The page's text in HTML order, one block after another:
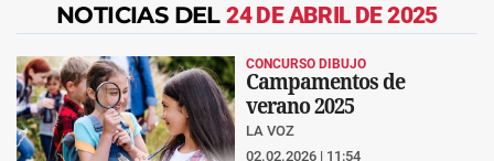
NOTICIAS DEL24 DE ABRIL DE 2025
CONCURSO DIBUJO
Campamentos de
verano 2025
LA VOZ
02.02.2026 | 11:54